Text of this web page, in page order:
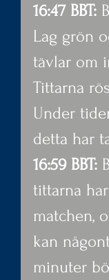
16:47 BBT:
Lag grön
tävlar om
Tittarna
Under
detta har
16:59 BBT:
tittarna
matchen,
kan
minuter